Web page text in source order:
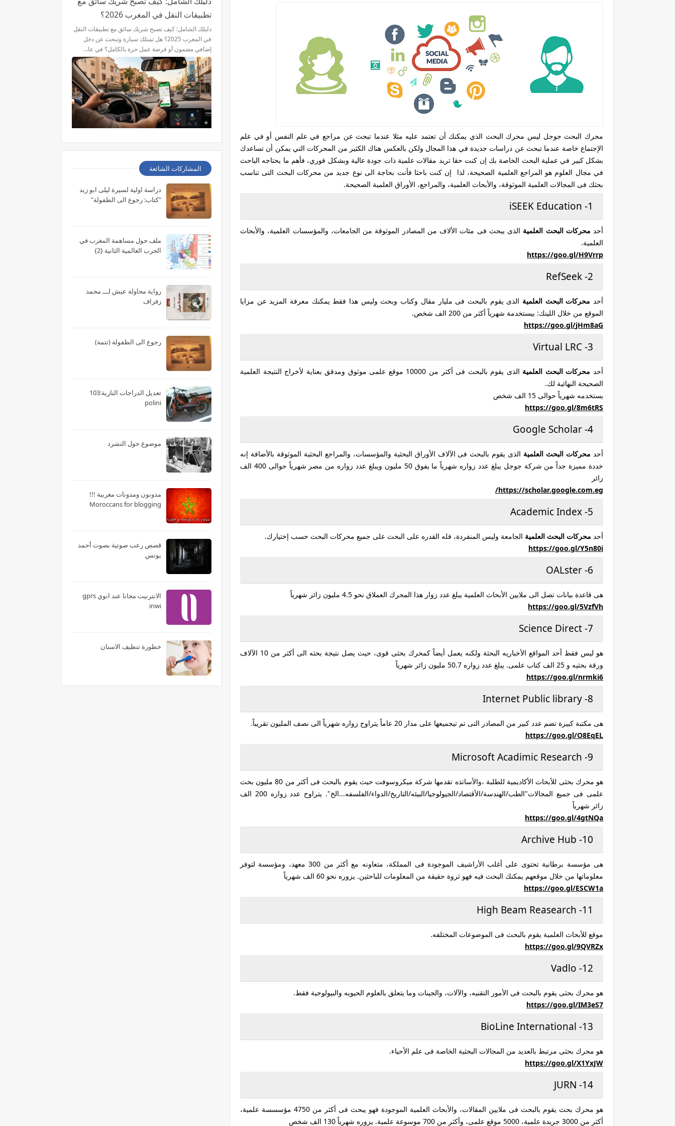
محرك البحث جوجل ليس محرك البحث الذي يمكنك أن تعتمد عليه مثلا عندما تبحث عن مراجع في علم النفس أو في علم
الإجتماع خاصة عندما تبحث عن دراسات جديدة في هذا المجال ولكن بالعكس هناك الكثير من المحركات التي يمكن أن تساعدك
بشكل كبير في عملية البحث الخاصة بك إن كنت حقا تريد مقالات علمية ذات جودة عالية وبشكل فوري، فأهم ما يحتاجه الباحث
في مجال العلوم هو المراجع العلمية الصحيحة، لذا إن كنت باحثا فأنت بحاجة الى نوع جديد من محركات البحث التى تناسب
بحثك فى المجالات العلمية الموثوقة، والأبحاث العلمية، والمراجع، الأوراق العلمية الصحيحة.
1- iSEEK Education
أحد محركات البحث العلمية الذى يبحث فى مئات الألاف من المصادر الموثوقة من الجامعات، والمؤسسات العلمية، والأبحاث
العلمية.
https://goo.gl/H9Vrrp
2- RefSeek
أحد محركات البحث العلمية الذى يقوم بالبحث فى مليار مقال وكتاب وبحث وليس هذا فقط يمكنك معرفة المزيد عن مزايا
الموقع من خلال اللينك: بيستخدمة شهرياً أكثر من 200 الف شخص.
https://goo.gl/jHm8aG
3- Virtual LRC
أحد محركات البحث العلمية
الذى يقوم بالبحث فى أكثر من 10000 موقع علمى موثوق ومدقق بعناية لأخراج النتيجة العلمية
الصحيحة النهائية لك.
يستخدمه شهرياً حوالى 15 الف شخص
https://goo.gl/8m6tRS
4- Google Scholar
أحد محركات البحث العلمية الذى يقوم بالبحث فى الآلاف الأوراق البحثية والمؤسسات، والمراجع البحثية الموثوقة بالأضافة إنه
خددة مميزة جداً من شركة جوجل يبلغ عدد زواره شهرياً ما يفوق 50 مليون ويبلغ عدد زواره من مصر شهرياً حوالى 400 الف
زائر
https://scholar.google.com.eg/
5- Academic Index
أحد محركات البحث العلمية الجامعة وليس المنفردة، فله القدره على البحث على جميع محركات البحث حسب إختيارك.
https://goo.gl/Y5n80i
6- OALster
هى قاعدة بيانات تصل الى ملايين الأبحاث العلمية يبلغ عدد زوار هذا المحرك العملاق نحو 4.5 مليون زائر شهرياً
https://goo.gl/5VzfVh
7- Science Direct
هو ليس فقط أحد المواقع الأخباريه البحثة ولكنه يعمل أيضاً كمحرك بحثى قوى، حيث يصل نتيجة بحثه الى أكثر من 10 الآلاف
ورقة بحثيه و 25 الف كتاب علمى. يبلغ عدد زواره 50.7 مليون زائر شهرياً
https://goo.gl/nrmki6
8- Internet Public library
هى مكتبة كبيرة تضم عدد كبير من المصادر التى تم تيجميعها على مدار 20 عاماً يتراوح زواره شهرياً الى نصف المليون تقريباً.
https://goo.gl/O8EqEL
9- Microsoft Acadimic Research
هو محرك بحثى للأبحاث الأكاديمية للطلبة ،والأساتذه تقدمها شركة ميكروسوفت حيث يقوم بالبحث فى أكثر من 80 مليون بحث
علمى فى جميع المجالات"الطب/الهندسة/الأقتصاد/الجيولوجيا/البيئه/التاريخ/الدواء/
الفلسفه...الخ". يتراوح عدد زواره 200 الف
زائر شهرياً
https://goo.gl/4gtNQa
10- Archive Hub
هى مؤسسة برطانية تحتوى على أغلب الأراشيف الموجودة فى المملكة، متعاونه مع أكثر من 300 معهد، ومؤسسة لتوفر
معلوماتها من خلال موقعهم يمكنك البحث فيه فهو ثروة حقيقة من المعلومات للباحثين. يزوره نحو 60 الف شهرياً
https://goo.gl/ESCW1a
11- High Beam Reasearch
موقع للأبحاث العلمية يقوم بالبحث فى الموضوعات المختلفه.
https://goo.gl/9QVRZx
12- Vadlo
هو محرك بحثى يقوم بالبحث فى الأمور التقنيه، والآلات، والجينات وما يتعلق بالعلوم الحيويه والبيولوجية فقط.
https://goo.gl/IM3eS7
13- BioLine International
هو محرك بحثى مرتبط بالعديد من المجالات البحثية الخاصة فى علم الأحياء.
https://goo.gl/X1YxJW
14- JURN
هو محرك بحث يقوم بالبحث فى ملايين المقالات، والأبحاث العلمية الموجودة فهو يبحث فى أكثر من 4750 مؤسسسة علمية،
أكثر من 3000 جريدة علمية، 5000 موقع علمى، وأكثر من 700 موسوعة علمية. يزوره شهرياً 130 الف شخص
تطبيقات النقل في المغرب 2026؟
دليلك الشامل: كيف تصبح شريك سائق مع تطبيقات النقل
في المغرب 2025؟ هل تمتلك سيارة وتبحث عن دخل
إضافي مضمون أو فرصة عمل حرة بالكامل؟ في عا…
المشاركات الشائعة
دراسة اولية لسيرة ليلى ابو زيد
"كتاب: رجوع الى الطفولة"
ملف حول مساهمة المغرب في
الحرب العالمية الثانية {2}
رواية محاولة عيش لـــ محمد
زفزاف
رجوع الى الطفولة (تتمة)
تعديل الدراجات النارية:103
polini
موضوع حول التشرد
مدونون ومدونات مغربية !!!
Moroccans for blogging
قصص رعب صوتية بصوت أحمد
يونس
الانترنيت مجانا عند انوي gprs
inwi
خطورة تنظيف الاسنان